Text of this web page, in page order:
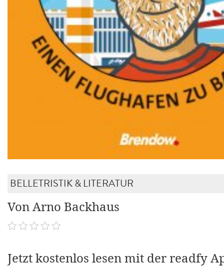
BELLETRISTIK & LITERATUR
Von Arno Backhaus
Jetzt kostenlos lesen mit der readfy